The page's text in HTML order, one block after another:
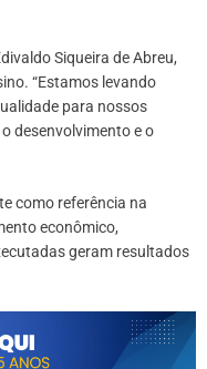
Siqueira de Abreu,
“Estamos levando
para nossos
desenvolvimento e o
como referência na
econômico,
geram resultados